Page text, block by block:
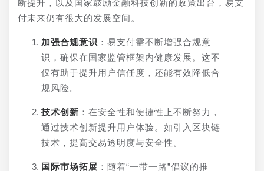
断提升，以及国家鼓励金融科技创新的政策出台，易支
付未来仍有很大的发展空间。
加强合规意识 ：易支付需不断增强合规意
识，确保在国家监管框架内健康发展。这不
仅有助于提升用户信任度，还能有效降低合
规风险。
技术创新 ：在安全性和便捷性上不断努力，
通过技术创新提升用户体验。如引入区块链
技术，提高交易透明度与安全性。
国际市场拓展 ：随着“一带一路”倡议的推